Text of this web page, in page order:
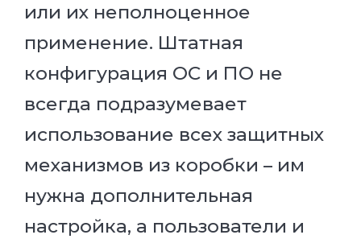
или их неполноценное
применение. Штатная
конфигурация ОС и ПО не
всегда подразумевает
использование всех защитных
механизмов из коробки – им
нужна дополнительная
настройка, а пользователи и